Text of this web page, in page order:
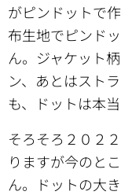
がピンドットで
布生地でピンド
ん。ジャケット
ン、あとはスト
も、ドットは本
そろそろ２０２
りますが今のと
ん。ドットの大